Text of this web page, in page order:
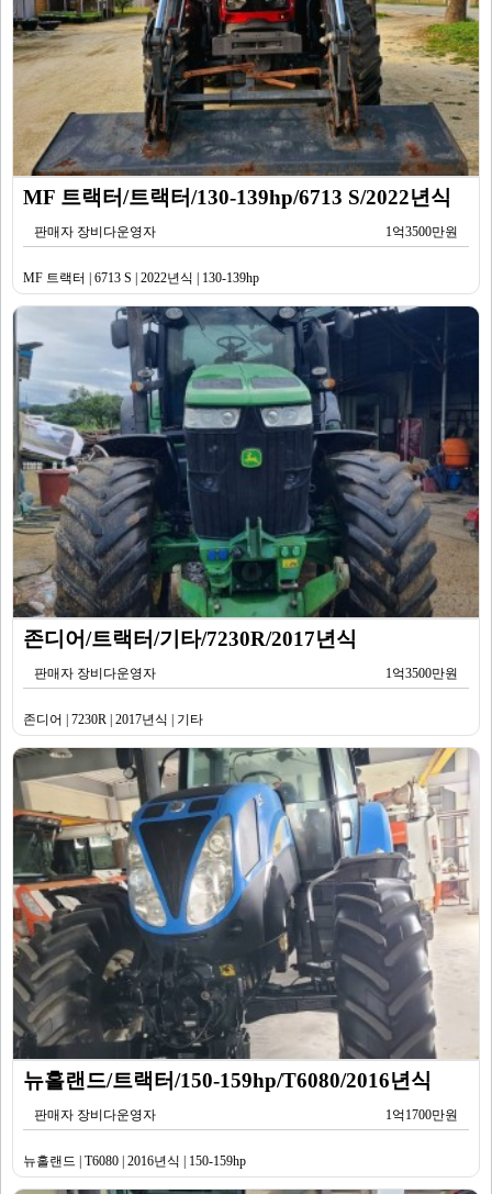
MF 트랙터/트랙터/130-139hp/6713 S/2022년식
판매자 장비다운영자 1억3500만원
MF 트랙터 | 6713 S | 2022년식 | 130-139hp
존디어/트랙터/기타/7230R/2017년식
판매자 장비다운영자 1억3500만원
존디어 | 7230R | 2017년식 | 기타
뉴홀랜드/트랙터/150-159hp/T6080/2016년식
판매자 장비다운영자 1억1700만원
뉴홀랜드 | T6080 | 2016년식 | 150-159hp